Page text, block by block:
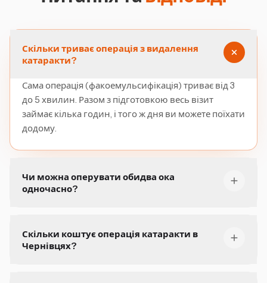
Скільки триває операція з видалення
катаракти?
Сама операція (факоемульсифікація) триває від 3
до 5 хвилин. Разом з підготовкою весь візит
займає кілька годин, і того ж дня ви можете поїхати
додому.
Чи можна оперувати обидва ока
одночасно?
Скільки коштує операція катаракти в
Чернівцях?